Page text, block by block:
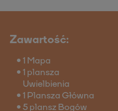
Zawartość:
1 Mapa
1 plansza
Uwielbienia
1 Plansza Główna
5 plansz Bogów